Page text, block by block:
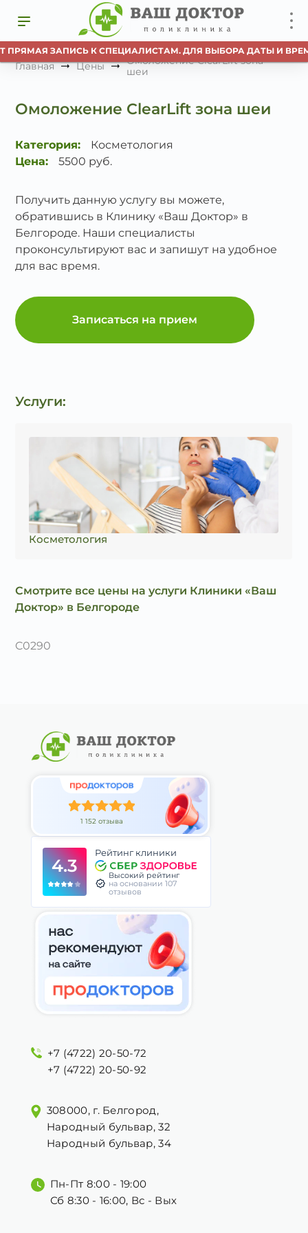
ЗАПИСЬ К СПЕЦИАЛИСТАМ. ДЛЯ ВЫБОРА ДАТЫ И
Главная Цены
Омоложение ClearLift зона
шеи
Омоложение ClearLift зона шеи
Категория:
Косметология
Цена:
5500 руб.
Получить данную услугу вы можете,
обратившись в Клинику «Ваш Доктор» в
Белгороде. Наши специалисты
проконсультируют вас и запишут на удобное
для вас время.
Записаться на прием
Услуги:
Косметология
Смотрите все цены на услуги Клиники «Ваш
Доктор» в Белгороде
C0290
1 152 отзыва
4.3
Рейтинг клиники
Высокий рейтинг
на основании 107
отзывов
+7 (4722) 20-50-72
+7 (4722) 20-50-92
308000, г. Белгород,
Народный бульвар, 32
Народный бульвар, 34
Пн-Пт 8:00 - 19:00
Сб 8:30 - 16:00, Вс - Вых